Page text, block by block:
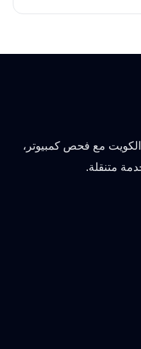
مع فحص كمبيوتر،
متنقلة.